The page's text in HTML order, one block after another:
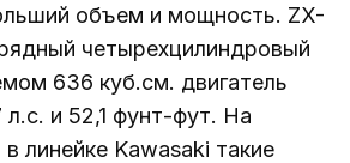
объем и мощность. ZX-
четырехцилиндровый
636 куб.см. двигатель
и 52,1 фунт-фут. На
линейке Kawasaki такие